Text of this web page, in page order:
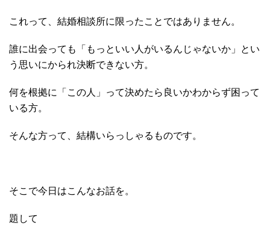
これって、結婚相談所に限ったことではありません。
誰に出会っても「もっといい人がいるんじゃないか」とい
う思いにかられ決断できない方。
何を根拠に「この人」って決めたら良いかわからず困って
いる方。
そんな方って、結構いらっしゃるものです。
そこで今日はこんなお話を。
題して